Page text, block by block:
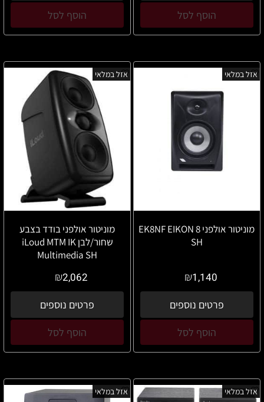
הוסף לסל הוסף לסל
אזל במלאי
מוניטור אולפני 8 EK8NF EIKON
SH
₪1,140
פרטים נוספים
הוסף לסל
אזל במלאי
מוניטור אולפני בודד בצבע
שחור/לבן iLoud MTM IK
Multimedia SH
₪2,062
פרטים נוספים
הוסף לסל
אזל במלאי אזל במלאי